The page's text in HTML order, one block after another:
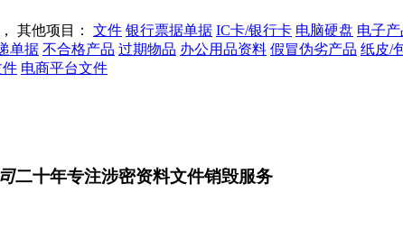
其他项目： 文件 银行票据单据 IC卡/银行卡 电脑硬盘 电子产
单据 不合格产品 过期物品 办公用品资料 假冒伪劣产品 纸皮/
件 电商平台文件
二十年专注涉密资料文件销毁服务